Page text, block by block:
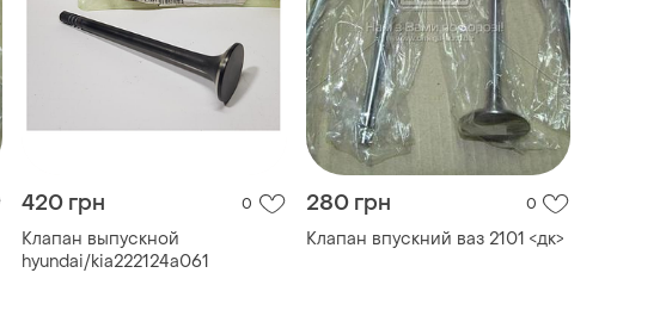
420 грн 0
Клапан выпускной
hyundai/kia222124a061
280 грн 0
Клапан впускний ваз 2101 <дк>